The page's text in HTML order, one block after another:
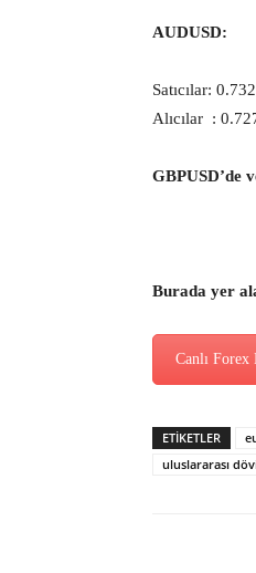
AUDUSD:
Satıcılar:
Alıcılar :
GBPUSD’de
Burada yer
Canlı Forex
ETİKETLER
uluslararası